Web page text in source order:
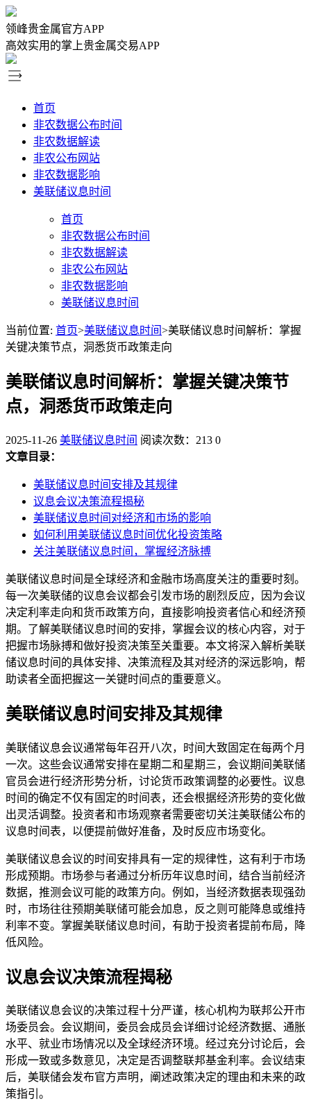
领峰贵金属官方APP
高效实用的掌上贵金属交易APP
首页
非农数据公布时间
非农数据解读
非农公布网站
非农数据影响
美联储议息时间
首页
非农数据公布时间
非农数据解读
非农公布网站
非农数据影响
美联储议息时间
当前位置: 首页>美联储议息时间>美联储议息时间解析：掌握
关键决策节点，洞悉货币政策走向
美联储议息时间解析：掌握关键决策节
点，洞悉货币政策走向
2025-11-26 美联储议息时间 阅读次数：213 0
文章目录：
美联储议息时间安排及其规律
议息会议决策流程揭秘
美联储议息时间对经济和市场的影响
如何利用美联储议息时间优化投资策略
关注美联储议息时间，掌握经济脉搏
美联储议息时间是全球经济和金融市场高度关注的重要时刻。
每一次美联储的议息会议都会引发市场的剧烈反应，因为会议
决定利率走向和货币政策方向，直接影响投资者信心和经济预
期。了解美联储议息时间的安排，掌握会议的核心内容，对于
把握市场脉搏和做好投资决策至关重要。本文将深入解析美联
储议息时间的具体安排、决策流程及其对经济的深远影响，帮
助读者全面把握这一关键时间点的重要意义。
美联储议息时间安排及其规律
美联储议息会议通常每年召开八次，时间大致固定在每两个月
一次。这些会议通常安排在星期二和星期三，会议期间美联储
官员会进行经济形势分析，讨论货币政策调整的必要性。议息
时间的确定不仅有固定的时间表，还会根据经济形势的变化做
出灵活调整。投资者和市场观察者需要密切关注美联储公布的
议息时间表，以便提前做好准备，及时反应市场变化。
美联储议息会议的时间安排具有一定的规律性，这有利于市场
形成预期。市场参与者通过分析历年议息时间，结合当前经济
数据，推测会议可能的政策方向。例如，当经济数据表现强劲
时，市场往往预期美联储可能会加息，反之则可能降息或维持
利率不变。掌握美联储议息时间，有助于投资者提前布局，降
低风险。
议息会议决策流程揭秘
美联储议息会议的决策过程十分严谨，核心机构为联邦公开市
场委员会。会议期间，委员会成员会详细讨论经济数据、通胀
水平、就业市场情况以及全球经济环境。经过充分讨论后，会
形成一致或多数意见，决定是否调整联邦基金利率。会议结束
后，美联储会发布官方声明，阐述政策决定的理由和未来的政
策指引。